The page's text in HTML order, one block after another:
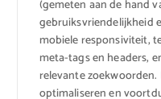
(gemeten aan de hand
gebruiksvriendelijkheid
mobiele responsiviteit,
meta-tags en headers,
relevante
optimaliseren en